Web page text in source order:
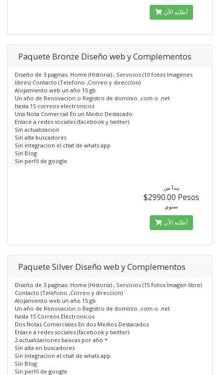
أطلبه الآن
Paquete Bronze Diseño web y Complementos
Diseño de 3 paginas. Home (Historia) , Servicios (10 fotos Imagenes
libres) Contacto (Telefono ,Correo y direccion)
Alojamiento web un año 15 gb
Un año de Renovacion o Registro de dominio .com o .net
hasta 15 correos electronicos
Una Nota Comercial En un Medio Destacado
Enlace a redes sociales (facebook y twitter)
Sin actualizacion
Sin alta buscadores
Sin integracion el chat de whats app
Sin Blog
Sin perfil de google
يبدأ من
$2990.00 Pesos
سنوي
أطلبه الآن
Paquete Silver Diseño web y Complementos
Diseño de 3 paginas. Home (Historia) , Servicios (15 fotos Imagen libre)
Contacto (Telefono ,Correo y direccion)
Alojamiento web un año 15 gb
Un año de Renovacion o Registro de dominio .com o .net
hasta 15 Correos Electronicos
Dos Notas Comerciales En dos Medios Destacados
Enlace a redes sociales (facebook y twitter)
2 actualizaciones basicas por año *
Sin alta en buscadores
Sin integracion el chat de whats app
Sin Blog
Sin perfil de google